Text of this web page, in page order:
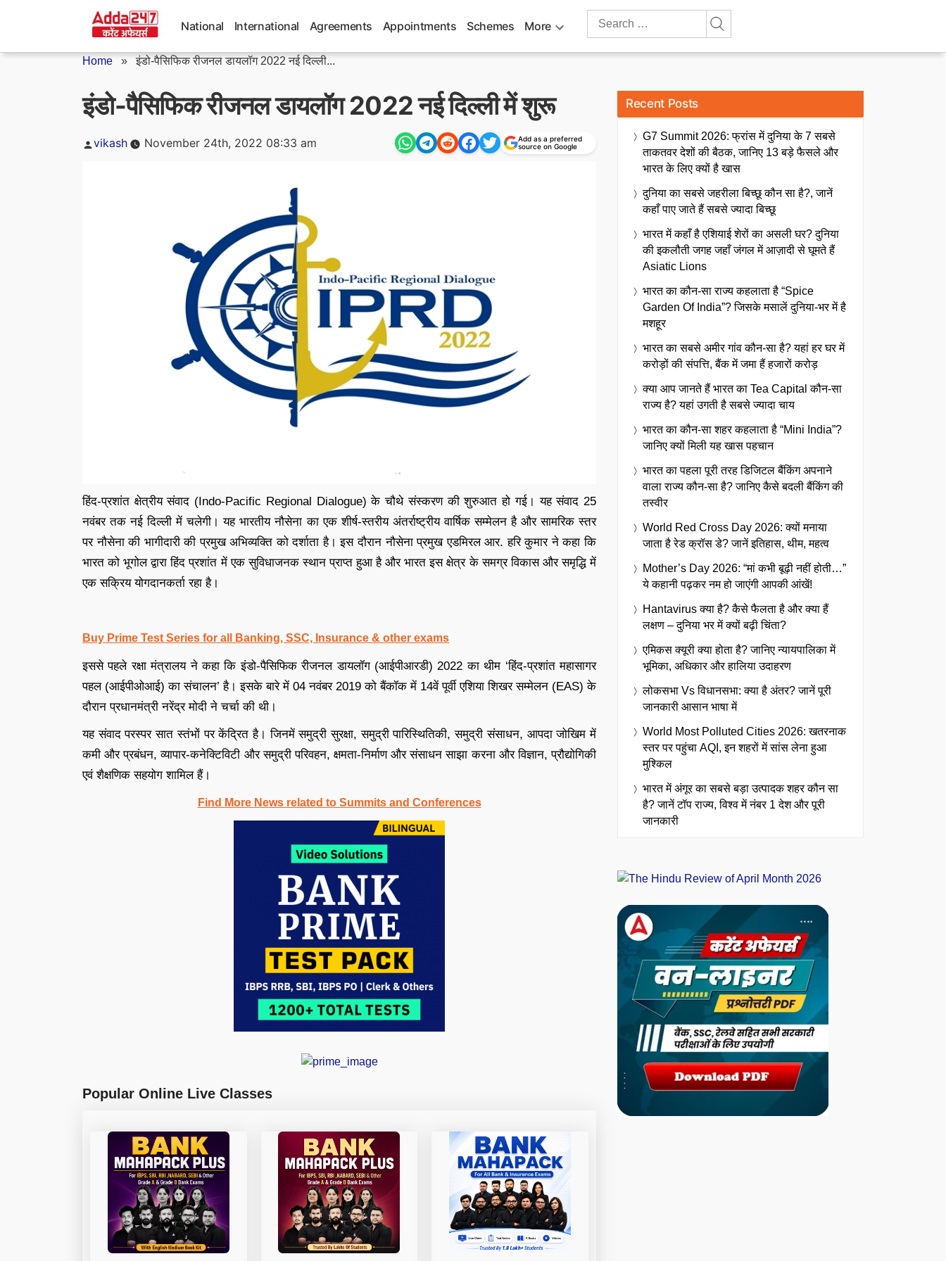
National International Agreements Appointments Schemes More
Search
Home »इंडो-पैसिफिक रीजनल डायलॉग 2022 नई दिल्ली...
इंडो-पैसिफिक रीजनल डायलॉग 2022 नई दिल्ली में शुरू
Posted
vikash November 24th, 2022 08:33 am
Add as a preferred
source on Google
हिंद-प्रशांत क्षेत्रीय संवाद (Indo-Pacific Regional Dialogue) के चौथे संस्करण की शुरुआत हो गई। यह संवाद 25
नवंबर तक नई दिल्ली में चलेगी। यह भारतीय नौसेना का एक शीर्ष-स्तरीय अंतर्राष्ट्रीय वार्षिक सम्मेलन है और सामरिक स्तर
पर नौसेना की भागीदारी की प्रमुख अभिव्यक्ति को दर्शाता है। इस दौरान नौसेना प्रमुख एडमिरल आर. हरि कुमार ने कहा कि
भारत को भूगोल द्वारा हिंद प्रशांत में एक सुविधाजनक स्थान प्राप्त हुआ है और भारत इस क्षेत्र के समग्र विकास और समृद्धि में
एक सक्रिय योगदानकर्ता रहा है।
Buy Prime Test Series for all Banking, SSC, Insurance & other exams
इससे पहले रक्षा मंत्रालय ने कहा कि इंडो-पैसिफिक रीजनल डायलॉग (आईपीआरडी) 2022 का थीम ‘हिंद-प्रशांत महासागर
पहल (आईपीओआई) का संचालन’ है। इसके बारे में 04 नवंबर 2019 को बैंकॉक में 14वें पूर्वी एशिया शिखर सम्मेलन (EAS) के
दौरान प्रधानमंत्री नरेंद्र मोदी ने चर्चा की थी।
यह संवाद परस्पर सात स्तंभों पर केंद्रित है। जिनमें समुद्री सुरक्षा, समुद्री पारिस्थितिकी, समुद्री संसाधन, आपदा जोखिम में
कमी और प्रबंधन, व्यापार-कनेक्टिविटी और समुद्री परिवहन, क्षमता-निर्माण और संसाधन साझा करना और विज्ञान, प्रौद्योगिकी
एवं शैक्षणिक सहयोग शामिल हैं।
Find More News related to Summits and Conferences
Popular Online Live Classes
Recent Posts
G7 Summit 2026: फ्रांस में दुनिया के 7 सबसे
ताकतवर देशों की बैठक, जानिए 13 बड़े फैसले और
भारत के लिए क्यों है खास
दुनिया का सबसे जहरीला बिच्छू कौन सा है?, जानें
कहाँ पाए जाते हैं सबसे ज्यादा बिच्छू
भारत में कहाँ है एशियाई शेरों का असली घर? दुनिया
की इकलौती जगह जहाँ जंगल में आज़ादी से घूमते हैं
Asiatic Lions
भारत का कौन-सा राज्य कहलाता है “Spice
Garden Of India”? जिसके मसालें दुनिया-भर में है
मशहूर
भारत का सबसे अमीर गांव कौन-सा है? यहां हर घर में
करोड़ों की संपत्ति, बैंक में जमा हैं हजारों करोड़
क्या आप जानते हैं भारत का Tea Capital कौन-सा
राज्य है? यहां उगती है सबसे ज्यादा चाय
भारत का कौन-सा शहर कहलाता है “Mini India”?
जानिए क्यों मिली यह खास पहचान
भारत का पहला पूरी तरह डिजिटल बैंकिंग अपनाने
वाला राज्य कौन-सा है? जानिए कैसे बदली बैंकिंग की
तस्वीर
World Red Cross Day 2026: क्यों मनाया
जाता है रेड क्रॉस डे? जानें इतिहास, थीम, महत्व
Mother’s Day 2026: “मां कभी बूढ़ी नहीं होती…”
ये कहानी पढ़कर नम हो जाएंगी आपकी आंखें!
Hantavirus क्या है? कैसे फैलता है और क्या हैं
लक्षण – दुनिया भर में क्यों बढ़ी चिंता?
एमिकस क्यूरी क्या होता है? जानिए न्यायपालिका में
भूमिका, अधिकार और हालिया उदाहरण
लोकसभा Vs विधानसभा: क्या है अंतर? जानें पूरी
जानकारी आसान भाषा में
World Most Polluted Cities 2026: खतरनाक
स्तर पर पहुंचा AQI, इन शहरों में सांस लेना हुआ
मुश्किल
भारत में अंगूर का सबसे बड़ा उत्पादक शहर कौन सा
है? जानें टॉप राज्य, विश्व में नंबर 1 देश और पूरी
जानकारी